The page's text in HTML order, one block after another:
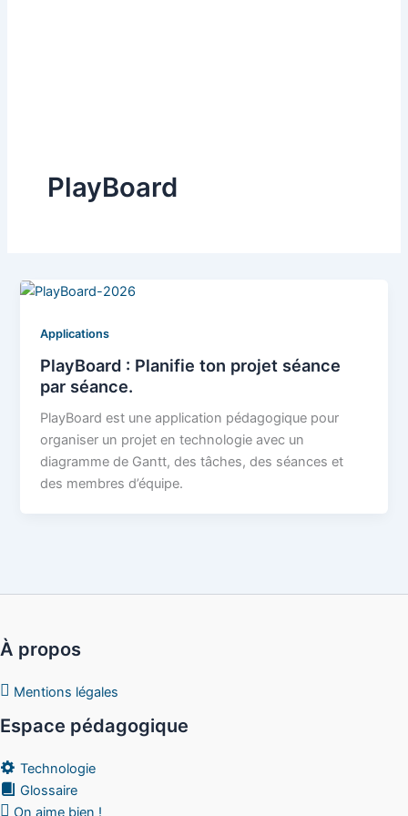
PlayBoard
Applications
PlayBoard : Planifie ton projet séance
par séance.
PlayBoard est une application pédagogique pour
organiser un projet en technologie avec un
diagramme de Gantt, des tâches, des séances et
des membres d’équipe.
À propos
Mentions légales
Espace pédagogique
Technologie
Glossaire
On aime bien !